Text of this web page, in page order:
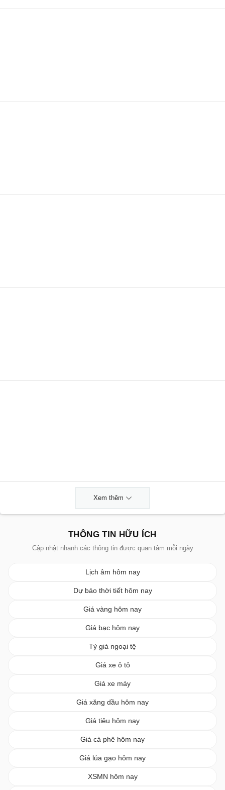
Xem thêm
THÔNG TIN HỮU ÍCH
Cập nhật nhanh các thông tin được quan tâm mỗi ngày
Lịch âm hôm nay
Dự báo thời tiết hôm nay
Giá vàng hôm nay
Giá bạc hôm nay
Tỷ giá ngoại tệ
Giá xe ô tô
Giá xe máy
Giá xăng dầu hôm nay
Giá tiêu hôm nay
Giá cà phê hôm nay
Giá lúa gạo hôm nay
XSMN hôm nay